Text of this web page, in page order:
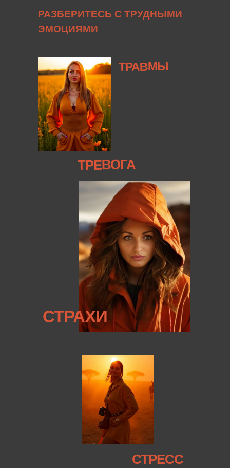
РАЗБЕРИТЕСЬ С ТРУДНЫМИ
ЭМОЦИЯМИ
ТРЕВОГА
ТРАВМЫ
СТРАХИ
СТРЕСС